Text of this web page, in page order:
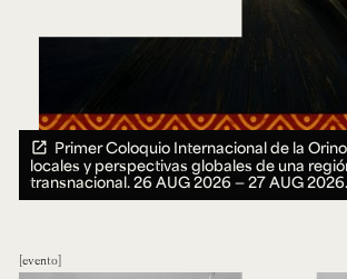
Primer Coloquio Internacional de la
locales y perspectivas globales de una
transnacional.26 AUG 2026 ― 27 AUG 2026.
evento